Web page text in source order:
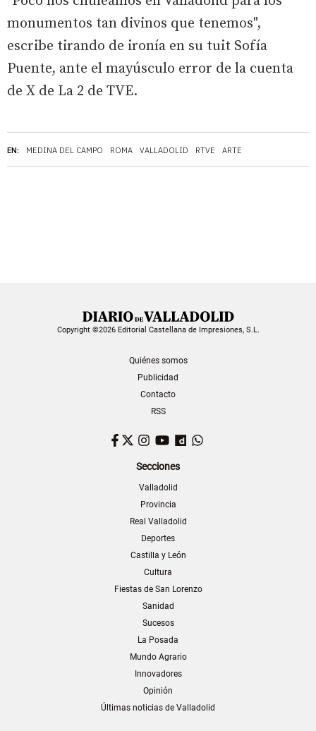
EN: MEDINA DEL CAMPO ROMA VALLADOLID RTVE ARTE
monumentos tan divinos que tenemos",
escribe tirando de ironía en su tuit Sofía
Puente, ante el mayúsculo error de la cuenta
de X de La 2 de TVE.
Copyright ©2026 Editorial Castellana de Impresiones, S.L.
Quiénes somos
Publicidad
Contacto
RSS
Facebook
TwitterInstagram
YouTubeDailymotion
Secciones
Valladolid
Provincia
Real Valladolid
Deportes
Castilla y León
Cultura
Fiestas de San Lorenzo
Sanidad
Sucesos
La Posada
Mundo Agrario
Innovadores
Opinión
Últimas noticias de Valladolid